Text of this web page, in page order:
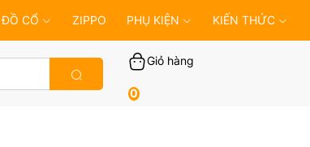
ĐỒ CỔ ZIPPO PHỤ KIỆN KIẾN THỨC
Giỏ hàng
0